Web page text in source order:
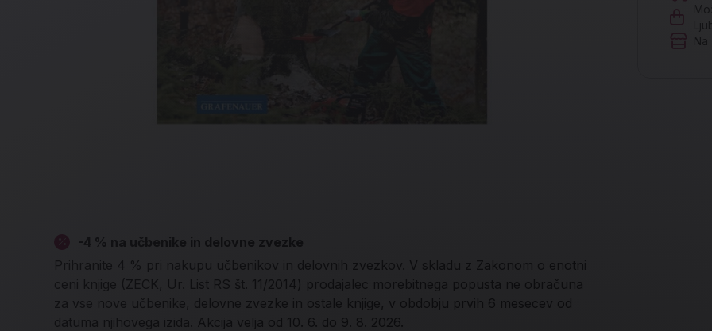
-4 % na učbenike in delovne zvezke
Prihranite 4 % pri nakupu učbenikov in delovnih zvezkov. V skladu z Zakonom o enotni
ceni knjige (ZECK, Ur. List RS št. 11/2014) prodajalec morebitnega popusta ne obračuna
za vse nove učbenike, delovne zvezke in ostale knjige, v obdobju prvih 6 mesecev od
datuma njihovega izida. Akcija velja od 10. 6. do 9. 8. 2026.
Na